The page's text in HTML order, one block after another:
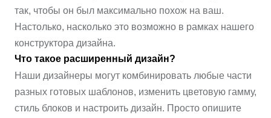
так, чтобы он был максимально похож на ваш.
Настолько, насколько это возможно в рамках нашего
конструктора дизайна.
Что такое расширенный дизайн?
Наши дизайнеры могут комбинировать любые части
разных готовых шаблонов, изменить цветовую гамму,
стиль блоков и настроить дизайн. Просто опишите